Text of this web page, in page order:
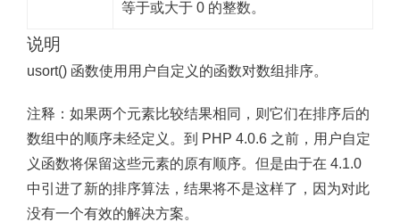
等于或大于 0 的整数。
说明
usort() 函数使用用户自定义的函数对数组排序。
注释： 如果两个元素比较结果相同，则它们在排序后的
数组中的顺序未经定义。到 PHP 4.0.6 之前，用户自定
义函数将保留这些元素的原有顺序。但是由于在 4.1.0
中引进了新的排序算法，结果将不是这样了，因为对此
没有一个有效的解决方案。